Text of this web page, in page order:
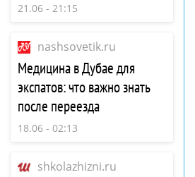
21.06 - 21:15
nashsovetik.ru
Медицина в Дубае для
экспатов: что важно знать
после переезда
18.06 - 02:13
shkolazhizni.ru